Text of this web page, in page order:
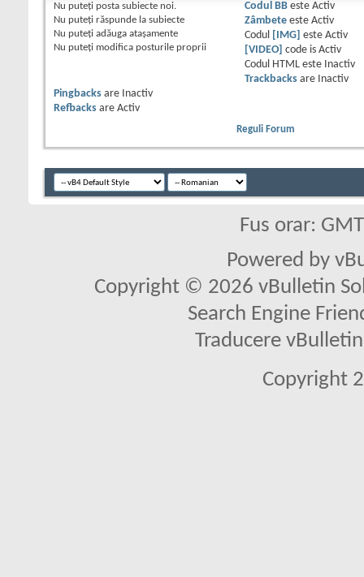
Nu puteţi posta subiecte noi.
Nu puteţi răspunde la subiecte
Nu puteţi adăuga ataşamente
Nu puteţi modifica posturile proprii
Codul BBeste Activ
Zâmbeteeste Activ
Codul
[IMG] este Activ
[VIDEO]
code is Activ
Codul HTML este
Inactiv
Trackbacksare
Inactiv
Pingbacks are
Inactiv
Refbacks are Activ
Reguli Forum
Fus orar:
Powered by
Copyright © 2026 vBulletin
Search Engine
Traducere
Copyright